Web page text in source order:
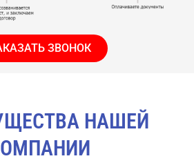
ЗВОНОК
НАШЕЙ